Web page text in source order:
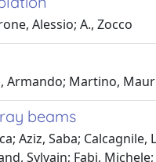
Alessio; A., Zocco
Armando; Martino,
beams
Aziz, Saba; Calcagnile,
Sylvain; Fabi,